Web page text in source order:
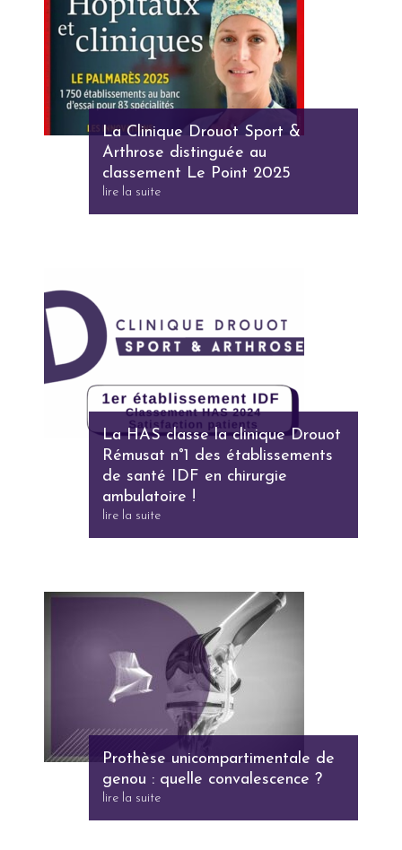
La Clinique Drouot Sport &
Arthrose distinguée au
classement Le Point 2025
lire la suite
La HAS classe la clinique Drouot
Rémusat n°1 des établissements
de santé IDF en chirurgie
ambulatoire !
lire la suite
Prothèse unicompartimentale de
genou : quelle convalescence ?
lire la suite